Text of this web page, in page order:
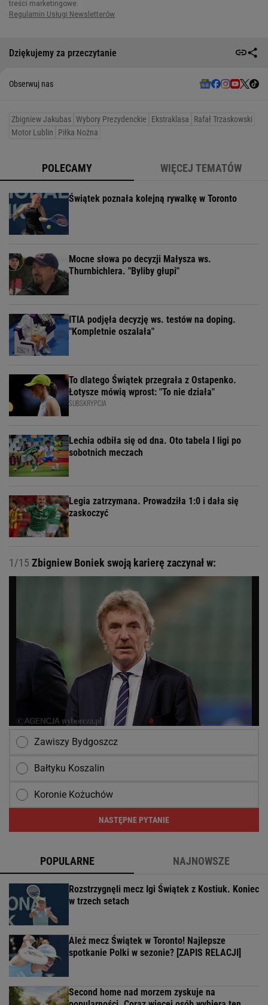
Dziękujemy za przeczytanie
Obserwuj nas
Zbigniew Jakubas Wybory Prezydenckie Ekstraklasa
Rafał Trzaskowski
Motor Lublin
Piłka Nożna
POLECAMY WIĘCEJ TEMATÓW
Świątek poznała kolejną rywalkę w Toronto
Mocne słowa po decyzji Małysza ws.
Thurnbichlera. "Byliby głupi"
ITIA podjęła decyzję ws. testów na doping.
"Kompletnie oszalała"
To dlatego Świątek przegrała z Ostapenko.
Łotysze mówią wprost: "To nie działa"
SUBSKRYPCJA
Lechia odbiła się od dna. Oto tabela I ligi po
sobotnich meczach
Legia zatrzymana. Prowadziła 1:0 i dała się
zaskoczyć
1/15 Zbigniew Boniek swoją karierę zaczynał w:
Zawiszy Bydgoszcz
Bałtyku Koszalin
Koronie Kożuchów
NASTĘPNE PYTANIE
POPULARNE NAJNOWSZE
Rozstrzygnęli mecz Igi Świątek z Kostiuk. Koniec
w trzech setach
Ależ mecz Świątek w Toronto! Najlepsze
spotkanie Polki w sezonie? [ZAPIS RELACJI]
Second home nad morzem zyskuje na